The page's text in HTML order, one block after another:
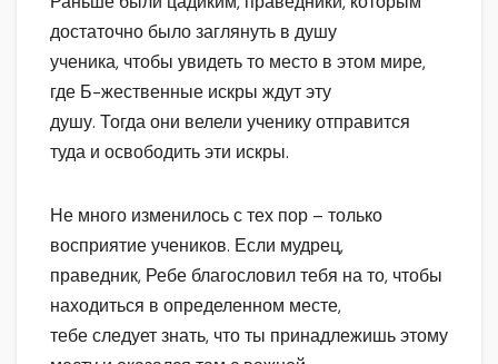
достаточно было заглянуть в душу
ученика, чтобы увидеть то место в этом мире,
где Б-жественные искры ждут эту
душу. Тогда они велели ученику отправится
туда и освободить эти искры.
Не много изменилось с тех пор – только
восприятие учеников. Если мудрец,
праведник, Ребе благословил тебя на то, чтобы
находиться в определенном месте,
тебе следует знать, что ты принадлежишь этому